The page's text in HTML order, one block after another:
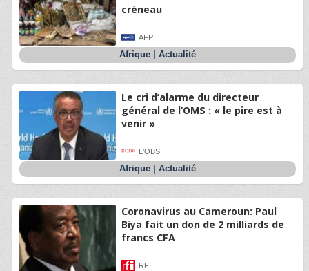
créneau
AFP
Afrique| Actualité
Le cri d’alarme du directeur
général de l’OMS : « le pire est à
venir »
L'OBS
Afrique| Actualité
Coronavirus au Cameroun: Paul
Biya fait un don de 2 milliards de
francs CFA
RFI